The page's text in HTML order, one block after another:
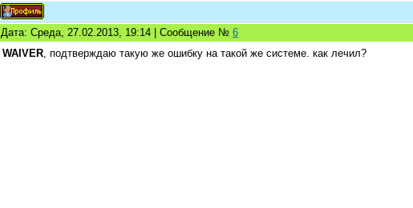
Дата: Среда, 27.02.2013, 19:14 | Сообщение № 6
WAIVER, подтверждаю такую же ошибку на такой же системе. как лечил?